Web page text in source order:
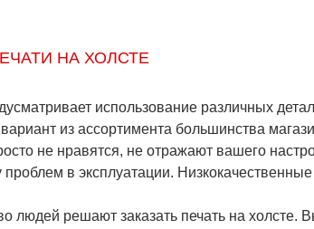
НА ХОЛСТЕ
использование различных
из ассортимента большинства
не нравятся, не отражают вашего
в эксплуатации.
людей решают заказать печать на холсте.